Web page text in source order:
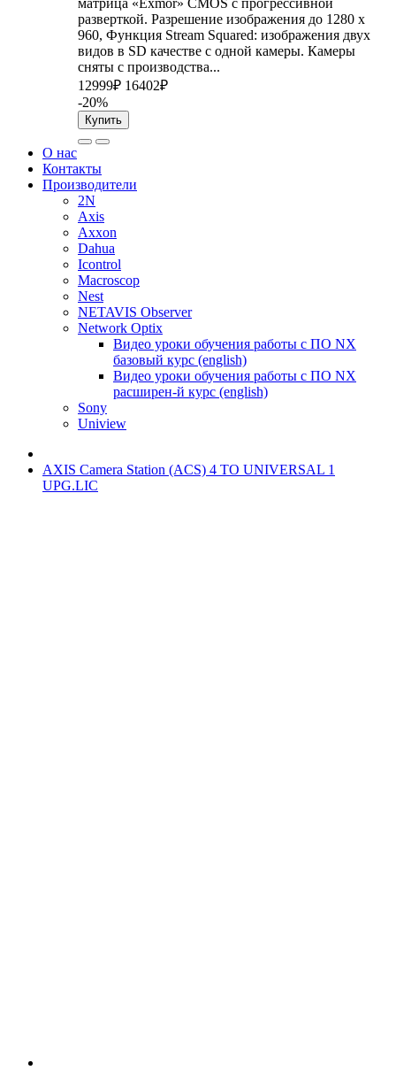
разверткой. Разрешение изображения до 1280 x
960, Функция Stream Squared: изображения двух
видов в SD качестве с одной камеры. Камеры
сняты с производства...
12999₽ 16402₽
-20%
Купить
О нас
Контакты
Производители
2N
Axis
Axxon
Dahua
Icontrol
Macroscop
Nest
NETAVIS Observer
Network Optix
Видео уроки обучения работы с ПО NX
базовый курс (english)
Видео уроки обучения работы с ПО NX
расширен-й курс (english)
Sony
Uniview
AXIS Camera Station (ACS) 4 TO UNIVERSAL 1
UPG.LIC